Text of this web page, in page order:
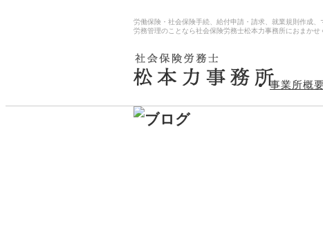
労働保険・社会保険手続、給付申請・請求、就業規則作成
労務管理のことなら社会保険労務士松本力事務所におまかせ
事業所概